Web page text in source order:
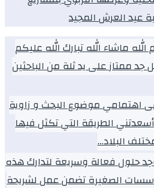
عيد العرش المجيد
ماشاء الله تبارك الله عليكم
ممتاز على يد ثلة من الباحثين
اهتمامي موضوع البحث و زاوية
الطريقة التي تكثل فيها
البلاد…
حلول فعالة وسريعة لتدارك هذه
الصغيرة تضمن عمل لشريحة